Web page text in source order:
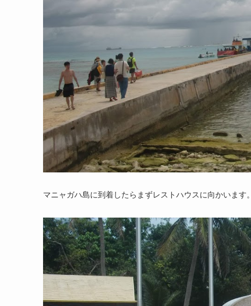
マニャガハ島に到着したらまずレストハウスに向かいます。